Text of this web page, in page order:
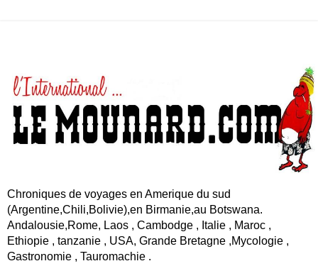
Chroniques de voyages en Amerique du sud
(Argentine,Chili,Bolivie),en Birmanie,au Botswana.
Andalousie,Rome, Laos , Cambodge , Italie , Maroc ,
Ethiopie , tanzanie , USA, Grande Bretagne ,Mycologie ,
Gastronomie , Tauromachie .